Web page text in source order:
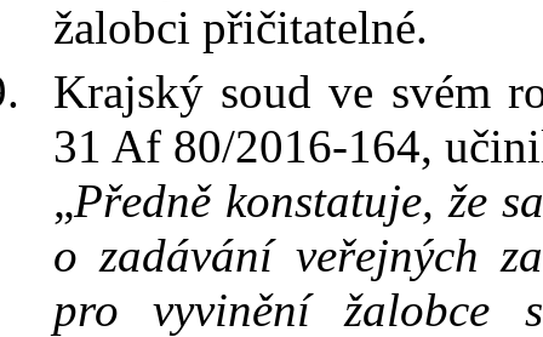
žalobci přičitatelné.
Krajský soud ve svém
31 Af 80/2016-164,
„Předně konstatuje, že
o zadávání veřejných
pro vyvinění žalobce s